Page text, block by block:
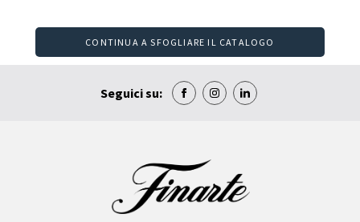
CONTINUA A SFOGLIARE IL CATALOGO
Seguici su: